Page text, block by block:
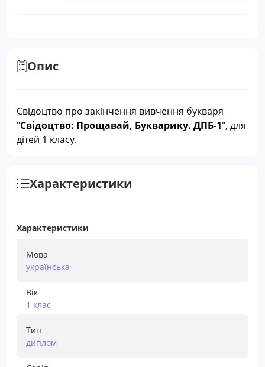
Опис
Свідоцтво про закінчення вивчення букваря
"Свідоцтво: Прощавай, Букварику. ДПБ-1", для
дітей 1 класу.
Характеристики
Характеристики
Мова
українська
Вік
1 клас
Тип
диплом